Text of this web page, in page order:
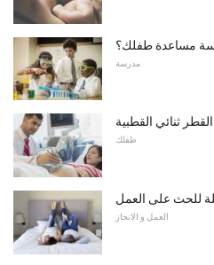
مساعدة طفلك؟
مدرسة
ثنائي القطبية
طفلك
للحث على العمل
العمل و الانجاز